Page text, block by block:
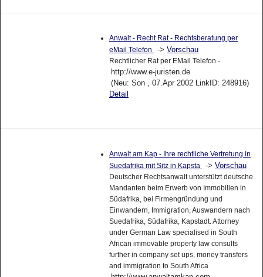
Anwalt - Recht Rat - Rechtsberatung per
eMail Telefon
-> Vorschau
Rechtlicher Rat per EMail Telefon -
http://www.e-juristen.de
(Neu: Son , 07.Apr 2002 LinkID: 248916)
Detail
Anwalt am Kap - Ihre rechtliche Vertretung in
Suedafrika mit Sitz in Kapsta
-> Vorschau
Deutscher Rechtsanwalt unterstützt deutsche
Mandanten beim Erwerb von Immobilien in
Südafrika, bei Firmengründung und
Einwandern, Immigration, Auswandern nach
Suedafrika, Südafrika, Kapstadt. Attorney
under German Law specialised in South
African immovable property law consults
further in company set ups, money transfers
and immigration to South Africa